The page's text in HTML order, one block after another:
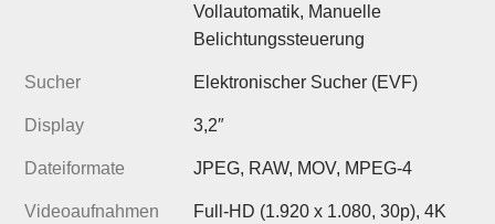
Vollautomatik, Manuelle
Belichtungssteuerung
Sucher Elektronischer Sucher (EVF)
Display 3,2″
Dateiformate JPEG, RAW, MOV, MPEG-4
Videoaufnahmen
Full-HD (1.920 x 1.080, 30p), 4K